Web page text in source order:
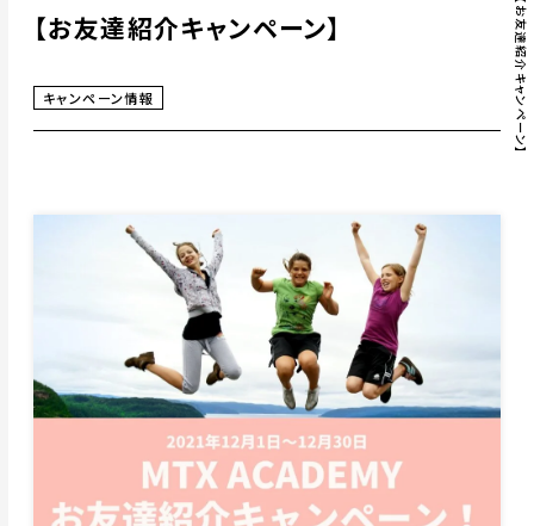
【お友達紹介キャンペーン】
【お友達紹介キャンペーン】
キャンペーン情報